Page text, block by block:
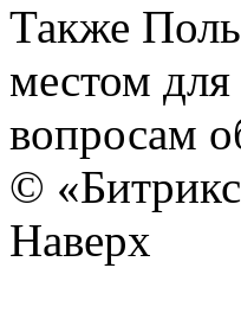
Также
местом
вопросам
©
Наверх